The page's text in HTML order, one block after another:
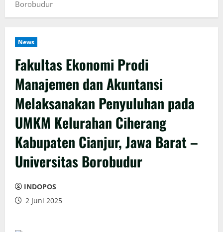
Borobudur
News
Fakultas Ekonomi Prodi
Manajemen dan Akuntansi
Melaksanakan Penyuluhan pada
UMKM Kelurahan Ciherang
Kabupaten Cianjur, Jawa Barat –
Universitas Borobudur
INDOPOS
2 Juni 2025